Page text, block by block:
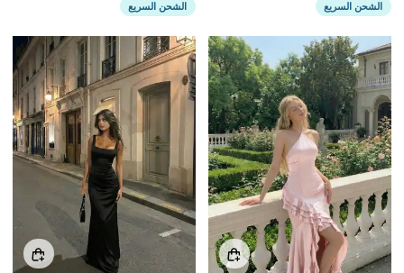
الشحن السريع الشحن السريع